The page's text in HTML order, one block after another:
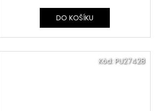
DO KOŠÍKU
Kód:PU27428